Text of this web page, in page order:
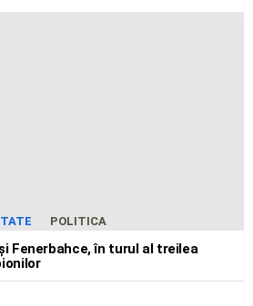
POLITICA
Fenerbahce, în turul al treilea